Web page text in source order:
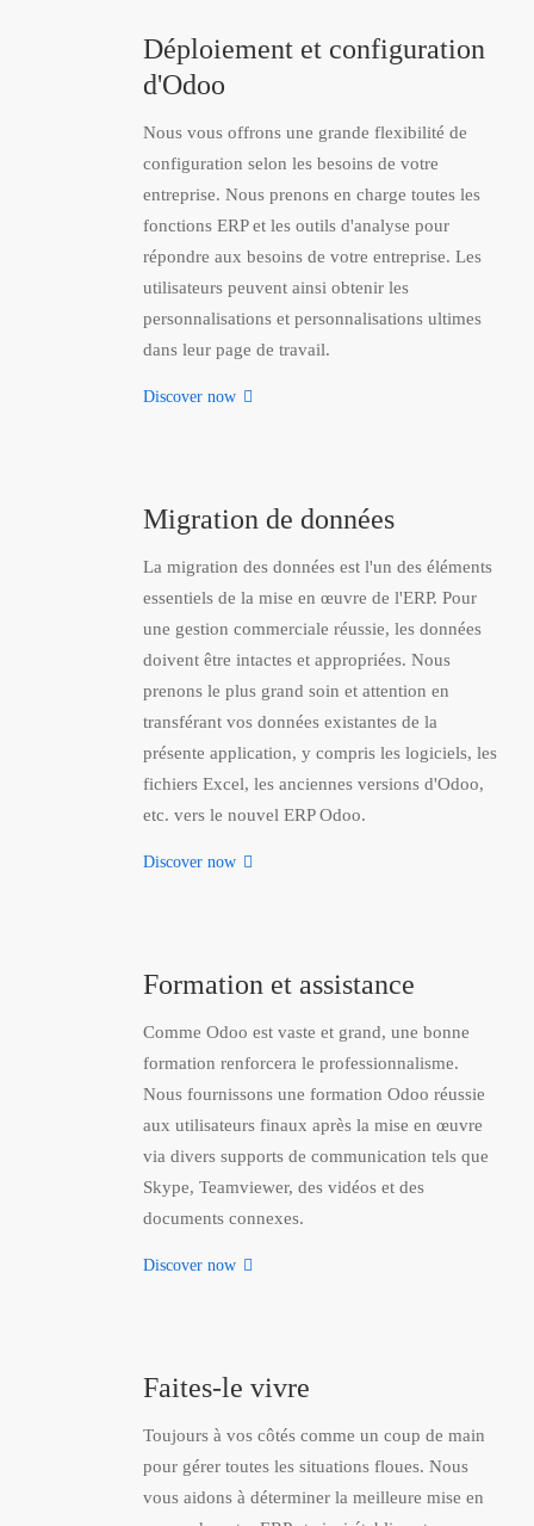
Déploiement et configuration
d'Odoo
Nous vous offrons une grande flexibilité de
configuration selon les besoins de votre
entreprise. Nous prenons en charge toutes les
fonctions ERP et les outils d'analyse pour
répondre aux besoins de votre entreprise. Les
utilisateurs peuvent ainsi obtenir les
personnalisations et personnalisations ultimes
dans leur page de travail.
Discover now
Migration de données
La migration des données est l'un des éléments
essentiels de la mise en œuvre de l'ERP. Pour
une gestion commerciale réussie, les données
doivent être intactes et appropriées. Nous
prenons le plus grand soin et attention en
transférant vos données existantes de la
présente application, y compris les logiciels, les
fichiers Excel, les anciennes versions d'Odoo,
etc. vers le nouvel ERP Odoo.
Discover now
Formation et assistance
Comme Odoo est vaste et grand, une bonne
formation renforcera le professionnalisme.
Nous fournissons une formation Odoo réussie
aux utilisateurs finaux après la mise en œuvre
via divers supports de communication tels que
Skype, Teamviewer, des vidéos et des
documents connexes.
Discover now
Faites-le vivre
Toujours à vos côtés comme un coup de main
pour gérer toutes les situations floues. Nous
vous aidons à déterminer la meilleure mise en